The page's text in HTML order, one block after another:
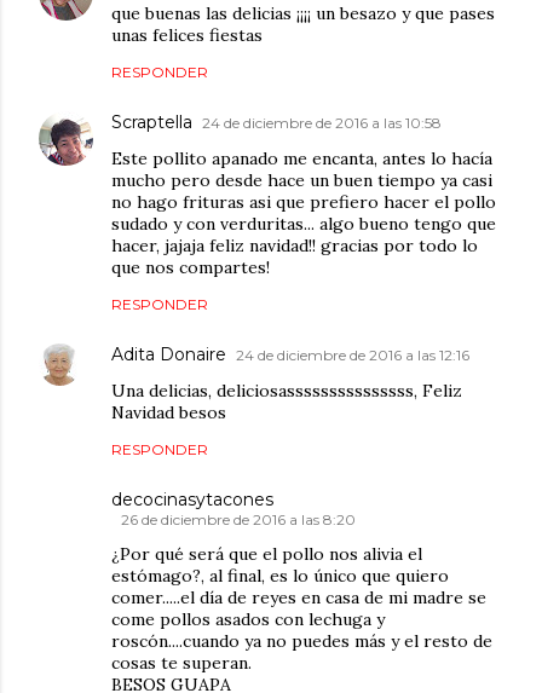
que buenas las delicias ¡¡¡¡ un besazo y que pases
unas felices fiestas
RESPONDER
Scraptella 24 de diciembre de 2016 a las 10:58
Este pollito apanado me encanta, antes lo hacía
mucho pero desde hace un buen tiempo ya casi
no hago frituras asi que prefiero hacer el pollo
sudado y con verduritas... algo bueno tengo que
hacer, jajaja feliz navidad!! gracias por todo lo
que nos compartes!
RESPONDER
Adita Donaire 24 de diciembre de 2016 a las 12:16
Una delicias, deliciosasssssssssssssss, Feliz
Navidad besos
RESPONDER
decocinasytacones
26 de diciembre de 2016 a las 8:20
¿Por qué será que el pollo nos alivia el
estómago?, al final, es lo único que quiero
comer.....el día de reyes en casa de mi madre se
come pollos asados con lechuga y
roscón....cuando ya no puedes más y el resto de
cosas te superan.
BESOS GUAPA